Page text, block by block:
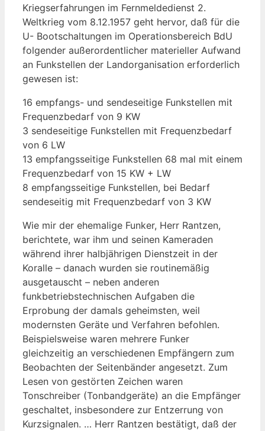
Kriegserfahrungen im Fernmeldedienst 2.
Weltkrieg vom 8.12.1957 geht hervor, daß für die
U- Bootschaltungen im Operationsbereich BdU
folgender außerordentlicher materieller Aufwand
an Funkstellen der Landorganisation erforderlich
gewesen ist:
16 empfangs- und sendeseitige Funkstellen mit
Frequenzbedarf von 9 KW
3 sendeseitige Funkstellen mit Frequenzbedarf
von 6 LW
13 empfangsseitige Funkstellen 68 mal mit einem
Frequenzbedarf von 15 KW + LW
8 empfangsseitige Funkstellen, bei Bedarf
sendeseitig mit Frequenzbedarf von 3 KW
Wie mir der ehemalige Funker, Herr Rantzen,
berichtete, war ihm und seinen Kameraden
während ihrer halbjährigen Dienstzeit in der
Koralle – danach wurden sie routinemäßig
ausgetauscht – neben anderen
funkbetriebstechnischen Aufgaben die
Erprobung der damals geheimsten, weil
modernsten Geräte und Verfahren befohlen.
Beispielsweise waren mehrere Funker
gleichzeitig an verschiedenen Empfängern zum
Beobachten der Seitenbänder angesetzt. Zum
Lesen von gestörten Zeichen waren
Tonschreiber (Tonbandgeräte) an die Empfänger
geschaltet, insbesondere zur Entzerrung von
Kurzsignalen. … Herr Rantzen bestätigt, daß der